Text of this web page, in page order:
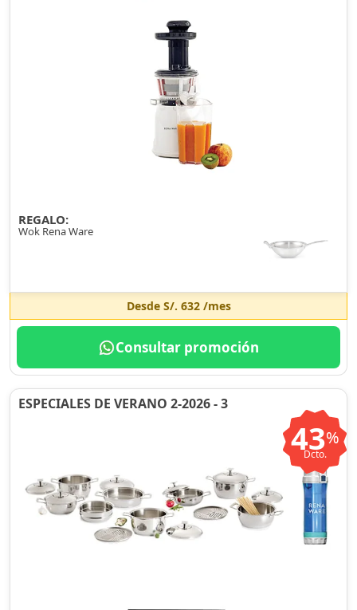
REGALO:
Wok Rena Ware
Desde S/. 632/mes
Consultar promoción
ESPECIALES DE VERANO 2-2026 - 3
43%
Dcto.